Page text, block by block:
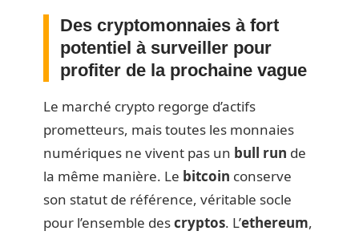
Des cryptomonnaies à fort
potentiel à surveiller pour
profiter de la prochaine vague
Le marché crypto regorge d’actifs
prometteurs, mais toutes les monnaies
numériques ne vivent pas un bull run de
la même manière. Le bitcoin conserve
son statut de référence, véritable socle
pour l’ensemble descryptos. L’ethereum,